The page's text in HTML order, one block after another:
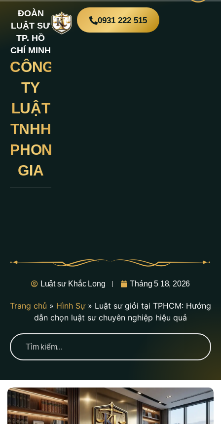
ĐOÀN
LUẬT SƯ
TP. HỒ
CHÍ MINH
CÔNG
TY
LUẬT
TNHH
PHONG
GIA
0931 222 515
Luật sư Khắc Long Tháng 5 18, 2026
Trang chủ » Hình Sự» Luật sư giỏi tại TPHCM: Hướng
dẫn chọn luật sư chuyên nghiệp hiệu quả